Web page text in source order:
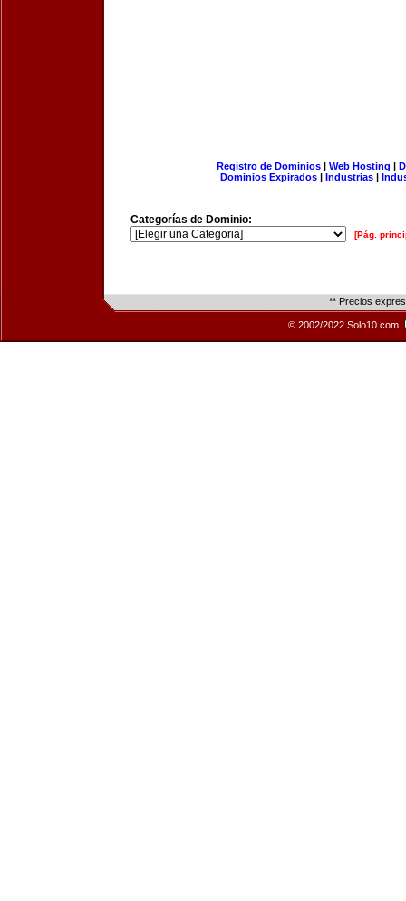
Registro de Dominios| Web Hosting |
Dominios Expirados | Industrias |
Categorías de Dominio:
[Pág.
** Precios
© 2002/2022 Solo10.com